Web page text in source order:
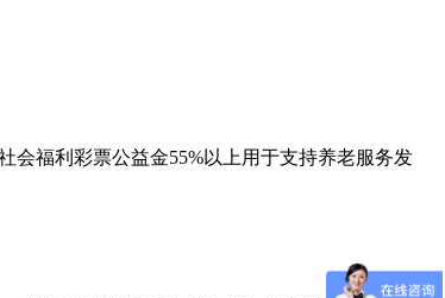
会福利彩票公益金55%以上用于支持养老服务发